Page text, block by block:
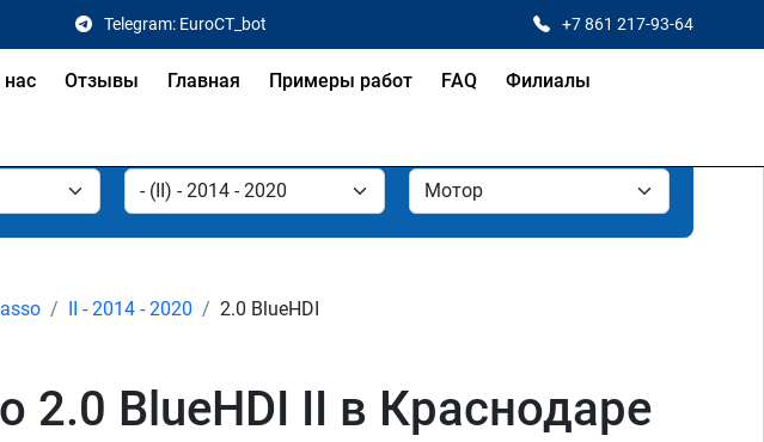
Telegram: EuroCT_bot +7 861 217-93-64
Отзывы Главная Примеры работ FAQ Филиалы
II - 2014 - 2020 2.0 BlueHDI
2.0 BlueHDI II в Краснодаре